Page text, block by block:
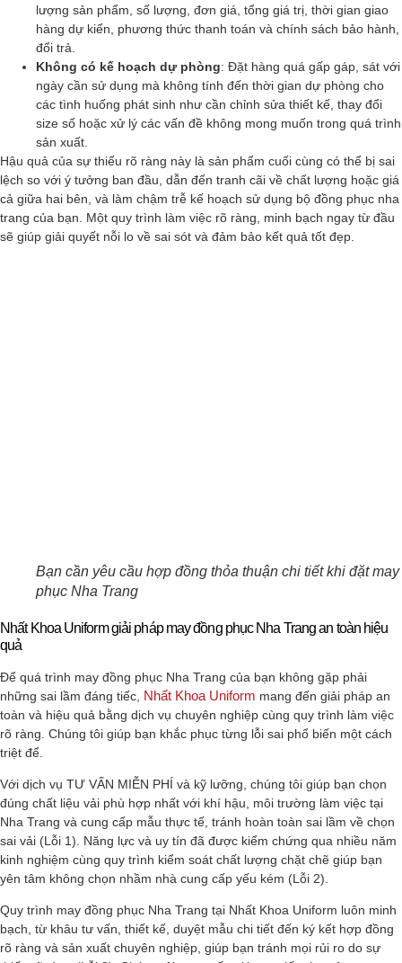
lượng sản phẩm, số lượng, đơn giá, tổng giá trị, thời gian giao
hàng dự kiến, phương thức thanh toán và chính sách bảo hành,
đổi trả.
Không có kế hoạch dự phòng: Đặt hàng quá gấp gáp, sát với
ngày cần sử dụng mà không tính đến thời gian dự phòng cho
các tình huống phát sinh như cần chỉnh sửa thiết kế, thay đổi
size số hoặc xử lý các vấn đề không mong muốn trong quá trình
sản xuất.
Hậu quả của sự thiếu rõ ràng này là sản phẩm cuối cùng có thể bị sai
lệch so với ý tưởng ban đầu, dẫn đến tranh cãi về chất lượng hoặc giá
cả giữa hai bên, và làm chậm trễ kế hoạch sử dụng bộ đồng phục nha
trang của bạn. Một quy trình làm việc rõ ràng, minh bạch ngay từ đầu
sẽ giúp giải quyết nỗi lo về sai sót và đảm bảo kết quả tốt đẹp.
Bạn cần yêu cầu hợp đồng thỏa thuận chi tiết khi đặt
phục Nha Trang
Nhất Khoa Uniform giải pháp may đồng phục Nha Trang an toàn hiệu
quả
Để quá trình may đồng phục Nha Trang của bạn không gặp phải
những sai lầm đáng tiếc, Nhất Khoa Uniform mang đến giải pháp an
toàn và hiệu quả bằng dịch vụ chuyên nghiệp cùng quy trình làm việc
rõ ràng. Chúng tôi giúp bạn khắc phục từng lỗi sai phổ biến một cách
triệt để.
Với dịch vụ TƯ VẤN MIỄN PHÍ và kỹ lưỡng, chúng tôi giúp bạn chọn
đúng chất liệu vải phù hợp nhất với khí hậu, môi trường làm việc tại
Nha Trang và cung cấp mẫu thực tế, tránh hoàn toàn sai lầm về chọn
sai vải (Lỗi 1). Năng lực và uy tín đã được kiểm chứng qua nhiều năm
kinh nghiệm cùng quy trình kiểm soát chất lượng chặt chẽ giúp bạn
yên tâm không chọn nhầm nhà cung cấp yếu kém (Lỗi 2).
Quy trình may đồng phục Nha Trang tại Nhất Khoa Uniform luôn minh
bạch, từ khâu tư vấn, thiết kế, duyệt mẫu chi tiết đến ký kết hợp đồng
rõ ràng và sản xuất chuyên nghiệp, giúp bạn tránh mọi rủi ro do sự